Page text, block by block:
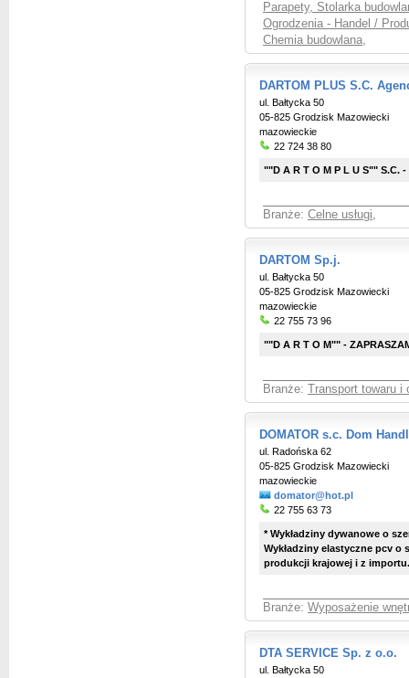
Parapety, Stolarka
Ogrodzenia - Handel /
Chemia budowlana,
DARTOM PLUS S.C.
ul. Bałtycka 50
05-825 Grodzisk Mazowiecki
mazowieckie
22 724 38 80
""D A R T O M P L U S"" S.C.
Branże: Celne usługi,
DARTOM Sp.j.
ul. Bałtycka 50
05-825 Grodzisk Mazowiecki
mazowieckie
22 755 73 96
""D A R T O M"" -
Branże: Transport towaru
DOMATOR s.c. Dom
ul. Radońska 62
05-825 Grodzisk Mazowiecki
mazowieckie
domator@hot.pl
22 755 63 73
* Wykładziny dywanowe o
Wykładziny elastyczne pcv o
produkcji krajowej i z
Branże: Wyposażenie
DTA SERVICE Sp. z o.o.
ul. Bałtycka 50